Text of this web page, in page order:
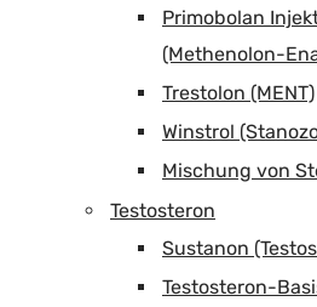
Primobolan
(Methenolon-
Trestolon (MENT)
Winstrol
Mischung von
Testosteron
Sustanon
Testosteron-